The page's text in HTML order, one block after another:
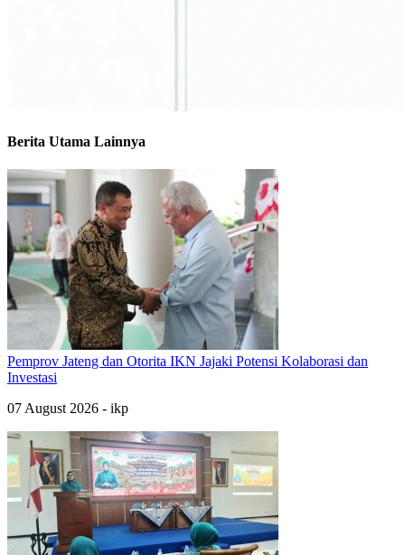
Berita Utama Lainnya
Pemprov Jateng dan Otorita IKN Jajaki Potensi Kolaborasi dan
Investasi
07 August 2026 - ikp